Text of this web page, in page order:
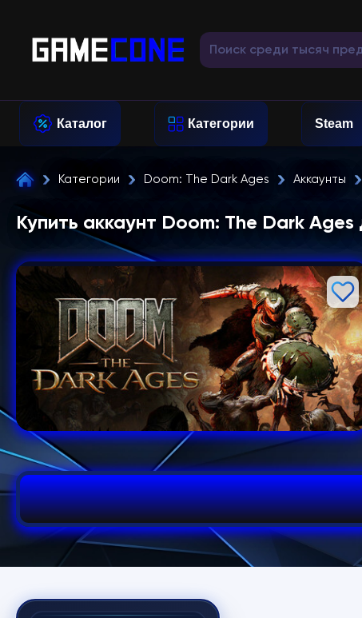
Каталог Категории Steam
Категории Doom: The Dark Ages Аккаунты
Купить аккаунт Doom: The Dark Ages